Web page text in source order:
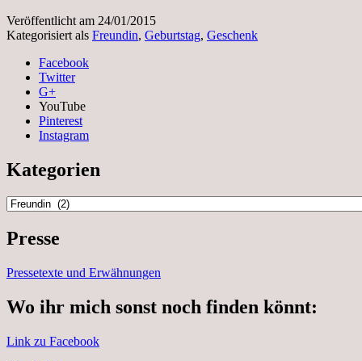
Veröffentlicht am 24/01/2015
Kategorisiert als Freundin, Geburtstag, Geschenk
Facebook
Twitter
G+
YouTube
Pinterest
Instagram
Kategorien
Kategorien
Presse
Pressetexte und Erwähnungen
Wo ihr mich sonst noch finden könnt:
Link zu Facebook